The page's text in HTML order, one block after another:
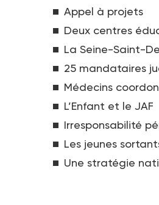
Appel à projets
Deux centres
La Seine-Saint-
25 mandataires
Médecins
L’Enfant et le JAF
Irresponsabilité
Les jeunes
Une stratégie